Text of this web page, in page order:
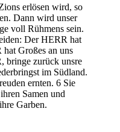
erlösen wird, so
Dann wird unser
voll Rühmens sein.
Der HERR hat
Großes an uns
bringe zurück unsre
im Südland.
ernten. 6 Sie
Samen und
Garben.